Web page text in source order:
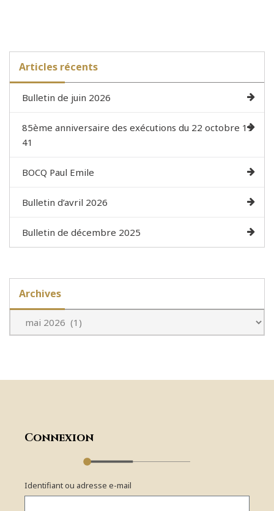
Articles récents
Bulletin de juin 2026
85ème anniversaire des exécutions du 22 octobre 19
41
BOCQ Paul Emile
Bulletin d’avril 2026
Bulletin de décembre 2025
Archives
Connexion
Identifiant ou adresse e-mail